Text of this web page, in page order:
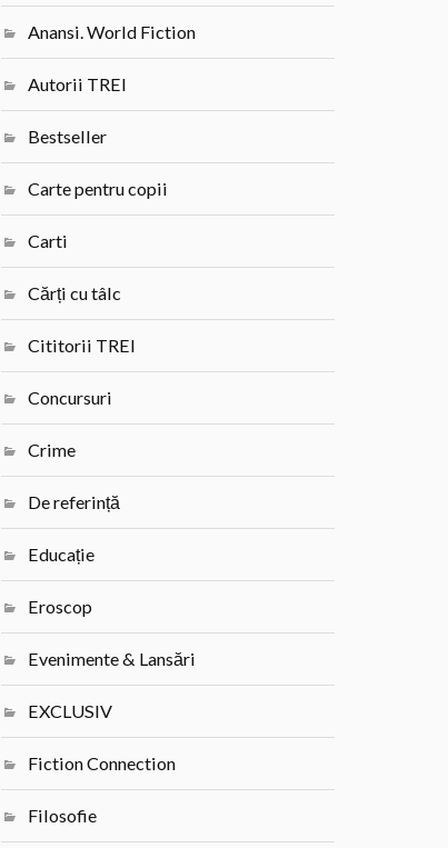
Anansi. World Fiction
Autorii TREI
Bestseller
Carte pentru copii
Carti
Cărți cu tâlc
Cititorii TREI
Concursuri
Crime
De referință
Educație
Eroscop
Evenimente & Lansări
EXCLUSIV
Fiction Connection
Filosofie